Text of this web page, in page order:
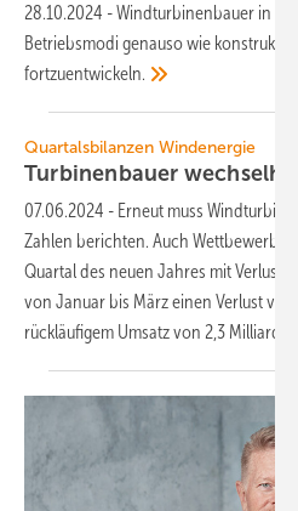
28.10.2024 -Windturbinenbauer in
Betriebsmodi genauso wie
fortzuentwickeln.
Quartalsbilanzen Windenergie
Turbinenbauer
07.06.2024 - Erneut muss
Zahlen berichten. Auch Wettbewerber
Quartal des neuen Jahres mit
von Januar bis März einen Verlust von
rückläufigem Umsatz von 2,3 Milliarden